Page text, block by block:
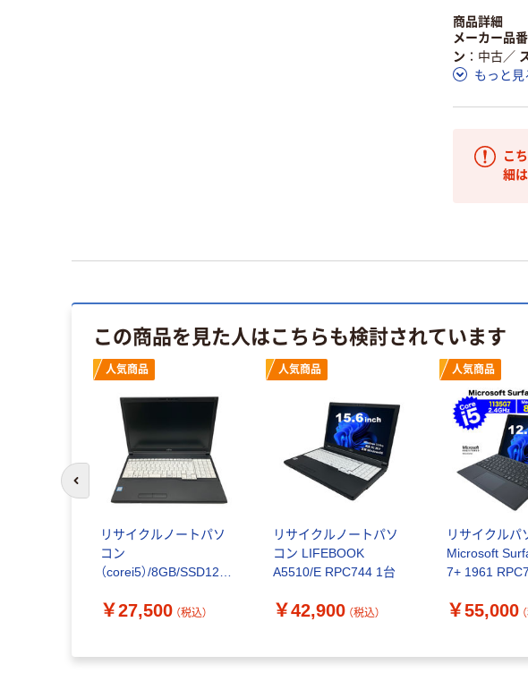
商品詳細
メーカー品番
ン
中古／
もっと見
こ
細
この商品を見た人はこちらも検討されています
人気商品
リサイクルノートパソ
コン
（corei5）/8GB/SSD128G
Windows11 Pro搭載
￥27,500 （税込）
人気商品
リサイクルノートパソ
コン LIFEBOOK
A5510/E RPC744 1台
￥42,900 （税込）
人気商品
リサイクルパ
Microsoft
7+ 1961
￥55,000
前のスライドへ